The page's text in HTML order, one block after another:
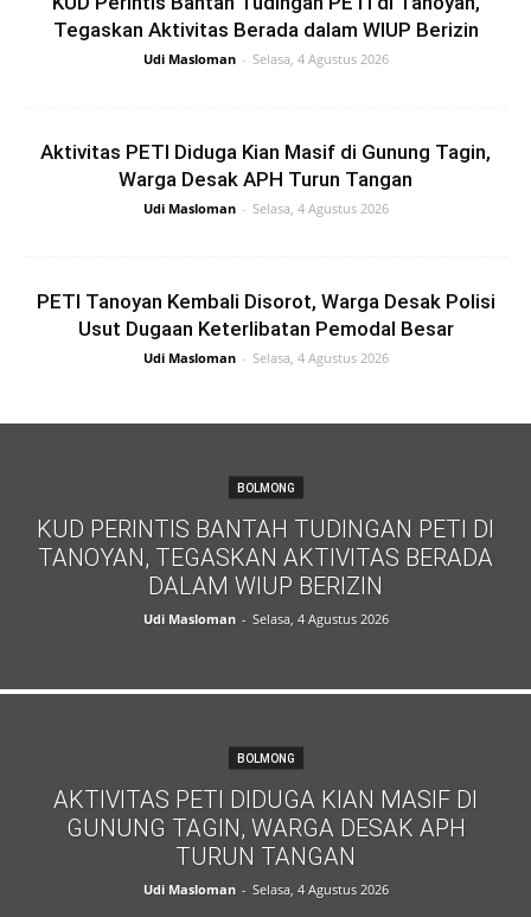
Tegaskan Aktivitas Berada dalam WIUP Berizin
Udi Masloman - Selasa, 4 Agustus 2026
Aktivitas PETI Diduga Kian Masif di Gunung Tagin,
Warga Desak APH Turun Tangan
Udi Masloman - Selasa, 4 Agustus 2026
PETI Tanoyan Kembali Disorot, Warga Desak Polisi
Usut Dugaan Keterlibatan Pemodal Besar
Udi Masloman - Selasa, 4 Agustus 2026
BOLMONG
KUD PERINTIS BANTAH TUDINGAN PETI DI
TANOYAN, TEGASKAN AKTIVITAS BERADA
DALAM WIUP BERIZIN
Udi Masloman - Selasa, 4 Agustus 2026
BOLMONG
AKTIVITAS PETI DIDUGA KIAN MASIF DI
GUNUNG TAGIN, WARGA DESAK APH
TURUN TANGAN
Udi Masloman - Selasa, 4 Agustus 2026